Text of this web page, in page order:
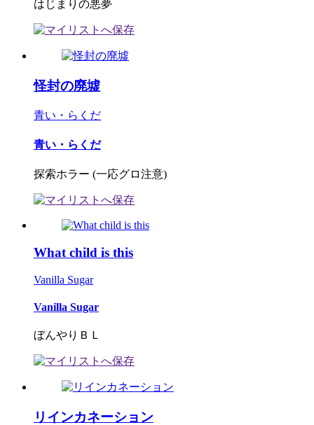
はじまりの悪夢
怪封の廃墟
青い・らくだ
青い・らくだ
探索ホラー (一応グロ注意)
What child is this
Vanilla Sugar
Vanilla Sugar
ぼんやりＢＬ
リインカネーション